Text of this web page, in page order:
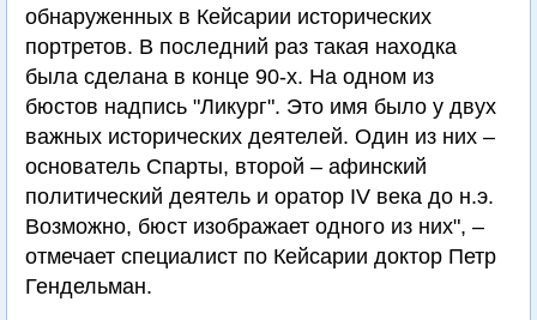
обнаруженных в Кейсарии исторических
портретов. В последний раз такая находка
была сделана в конце 90-х. На одном из
бюстов надпись "Ликург". Это имя было у двух
важных исторических деятелей. Один из них –
основатель Спарты, второй – афинский
политический деятель и оратор IV века до н.э.
Возможно, бюст изображает одного из них", –
отмечает специалист по Кейсарии доктор Петр
Гендельман.